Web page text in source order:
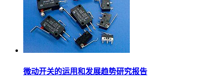
微动开关的运用和发展趋势研究报告